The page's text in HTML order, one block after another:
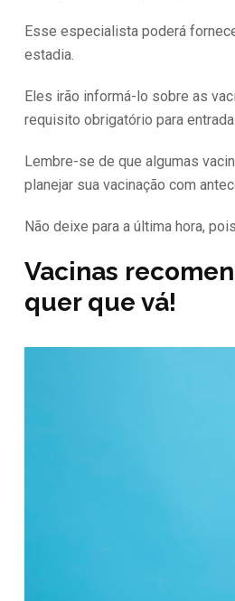
Esse especialista poderá
estadia.
Eles irão informá-lo sobre as
requisito obrigatório para
Lembre-se de que algumas
planejar sua vacinação com
Não deixe para a última hora,
Vacinas
quer que vá!